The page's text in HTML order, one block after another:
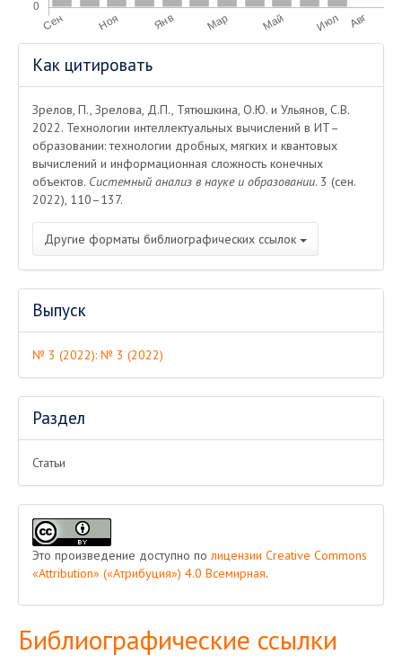
Информация
о статье
Как цитировать
Зрелов, П., Зрелова, Д.П., Тятюшкина, О.Ю. и Ульянов, С.В.
2022. Технологии интеллектуальных вычислений в ИТ–
образовании: технологии дробных, мягких и квантовых
вычислений и информационная сложность конечных
объектов. Системный анализ в науке и образовании. 3 (сен.
2022), 110–137.
Другие форматы библиографических ссылок
Выпуск
№ 3 (2022): № 3 (2022)
Раздел
Статьи
Это произведение доступно по лицензии Creative Commons
«Attribution» («Атрибуция») 4.0 Всемирная.
Библиографические ссылки